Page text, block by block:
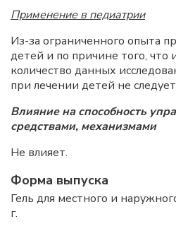
Применение в педиатрии
Из-за ограниченного опыта
детей и по причине того, что
количество данных
при лечении детей не
Влияние на способность
средствами, механизмами
Не влияет.
Форма выпуска
Гель для местного и
г.